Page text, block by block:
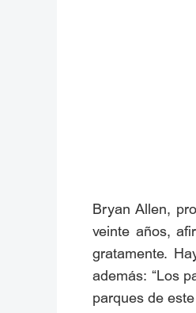
Bryan Allen,
veinte años,
gratamente.
además: “Los
parques de